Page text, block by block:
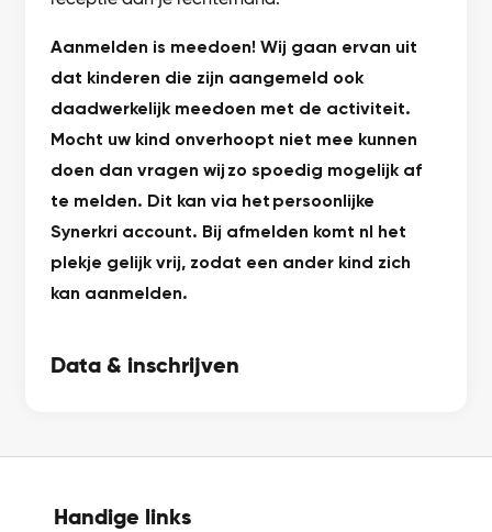
Aanmelden is meedoen! Wij gaan ervan uit
dat kinderen die zijn aangemeld ook
daadwerkelijk meedoen met de activiteit.
Mocht uw kind onverhoopt niet mee kunnen
doen dan vragen wij zo spoedig mogelijk af
te melden. Dit kan via het persoonlijke
Synerkri account. Bij afmelden komt nl het
plekje gelijk vrij, zodat een ander kind zich
kan aanmelden.
Data & inschrijven
Handige links